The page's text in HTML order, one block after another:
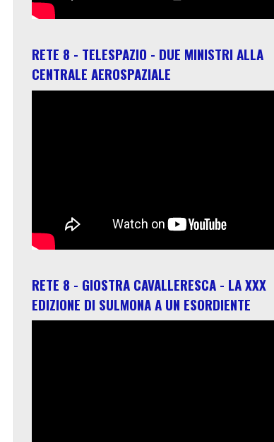
RETE 8 - TELESPAZIO - DUE MINISTRI ALLA
CENTRALE AEROSPAZIALE
RETE 8 - GIOSTRA CAVALLERESCA - LA XXX
EDIZIONE DI SULMONA A UN ESORDIENTE